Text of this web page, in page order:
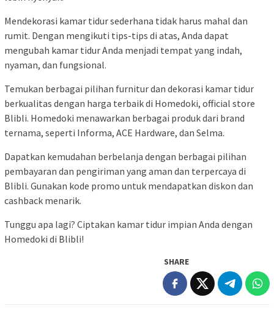
Mendekorasi kamar tidur sederhana tidak harus mahal dan
rumit. Dengan mengikuti tips-tips di atas, Anda dapat
mengubah kamar tidur Anda menjadi tempat yang indah,
nyaman, dan fungsional.
Temukan berbagai pilihan furnitur dan dekorasi kamar tidur
berkualitas dengan harga terbaik di Homedoki, official store
Blibli. Homedoki menawarkan berbagai produk dari brand
ternama, seperti Informa, ACE Hardware, dan Selma.
Dapatkan kemudahan berbelanja dengan berbagai pilihan
pembayaran dan pengiriman yang aman dan terpercaya di
Blibli. Gunakan kode promo untuk mendapatkan diskon dan
cashback menarik.
Tunggu apa lagi? Ciptakan kamar tidur impian Anda dengan
Homedoki di Blibli!
SHARE